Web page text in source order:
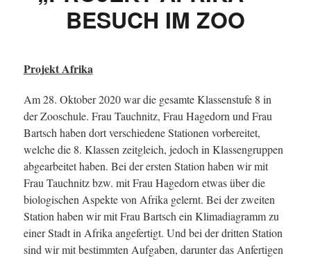
BESUCH IM ZOO
Projekt Afrika
Am 28. Oktober 2020 war die gesamte Klassenstufe 8 in
der Zooschule. Frau Tauchnitz, Frau Hagedorn und Frau
Bartsch haben dort verschiedene Stationen vorbereitet,
welche die 8. Klassen zeitgleich, jedoch in Klassengruppen
abgearbeitet haben. Bei der ersten Station haben wir mit
Frau Tauchnitz bzw. mit Frau Hagedorn etwas über die
biologischen Aspekte von Afrika gelernt. Bei der zweiten
Station haben wir mit Frau Bartsch ein Klimadiagramm zu
einer Stadt in Afrika angefertigt. Und bei der dritten Station
sind wir mit bestimmten Aufgaben, darunter das Anfertigen